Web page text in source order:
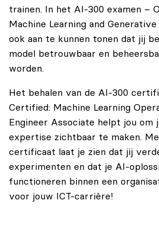
trainen. In het AI-300 examen –
Machine Learning and
ook aan te kunnen tonen dat jij
model betrouwbaar en
worden.
Het behalen van de AI-300
Certified: Machine Learning
Engineer Associate helpt jou om
expertise zichtbaar te maken.
certificaat laat je zien dat jij
experimenten en dat je AI-
functioneren binnen een
voor jouw ICT-carrière!